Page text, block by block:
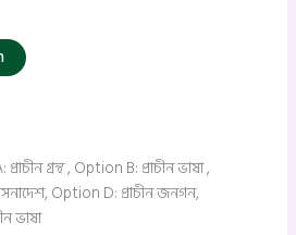
গ্রন্থ , Option B: প্রাচীন ভাষা ,
Option D: প্রাচীন জনগন,
ভাষা